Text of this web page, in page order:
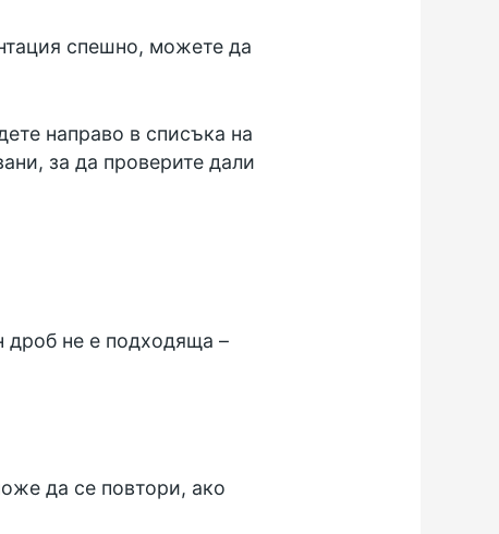
спешно, можете да
направо в списъка на
за да проверите дали
дроб не е подходяща –
да се повтори, ако